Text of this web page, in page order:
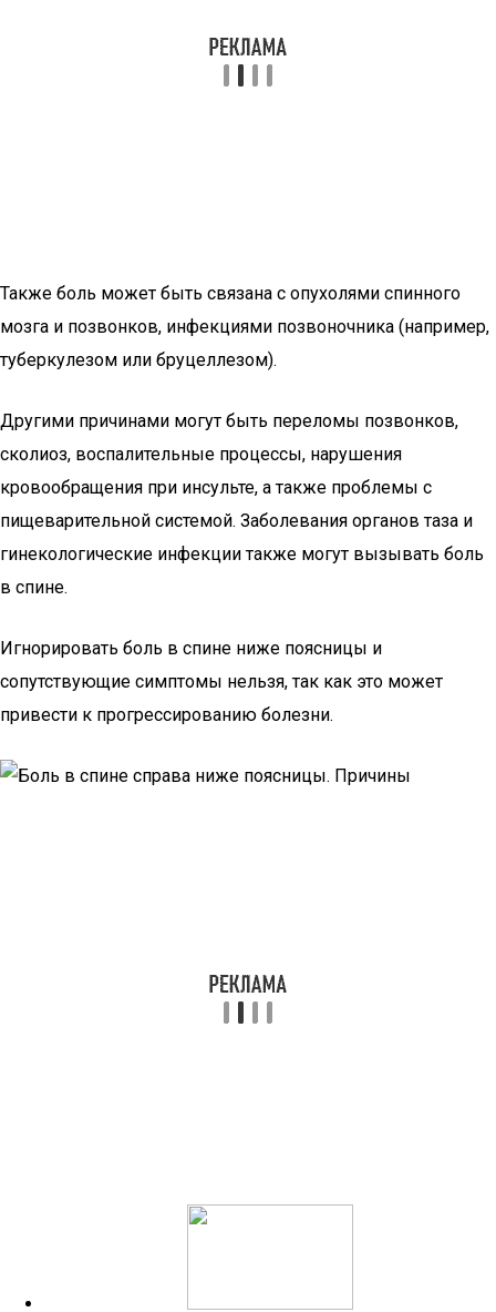
Также боль может быть связана с опухолями спинного
мозга и позвонков, инфекциями позвоночника (например,
туберкулезом или бруцеллезом).
Другими причинами могут быть переломы позвонков,
сколиоз, воспалительные процессы, нарушения
кровообращения при инсульте, а также проблемы с
пищеварительной системой. Заболевания органов таза и
гинекологические инфекции также могут вызывать боль
в спине.
Игнорировать боль в спине ниже поясницы и
сопутствующие симптомы нельзя, так как это может
привести к прогрессированию болезни.